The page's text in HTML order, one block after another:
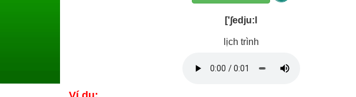
['∫edju:l
lịch trình